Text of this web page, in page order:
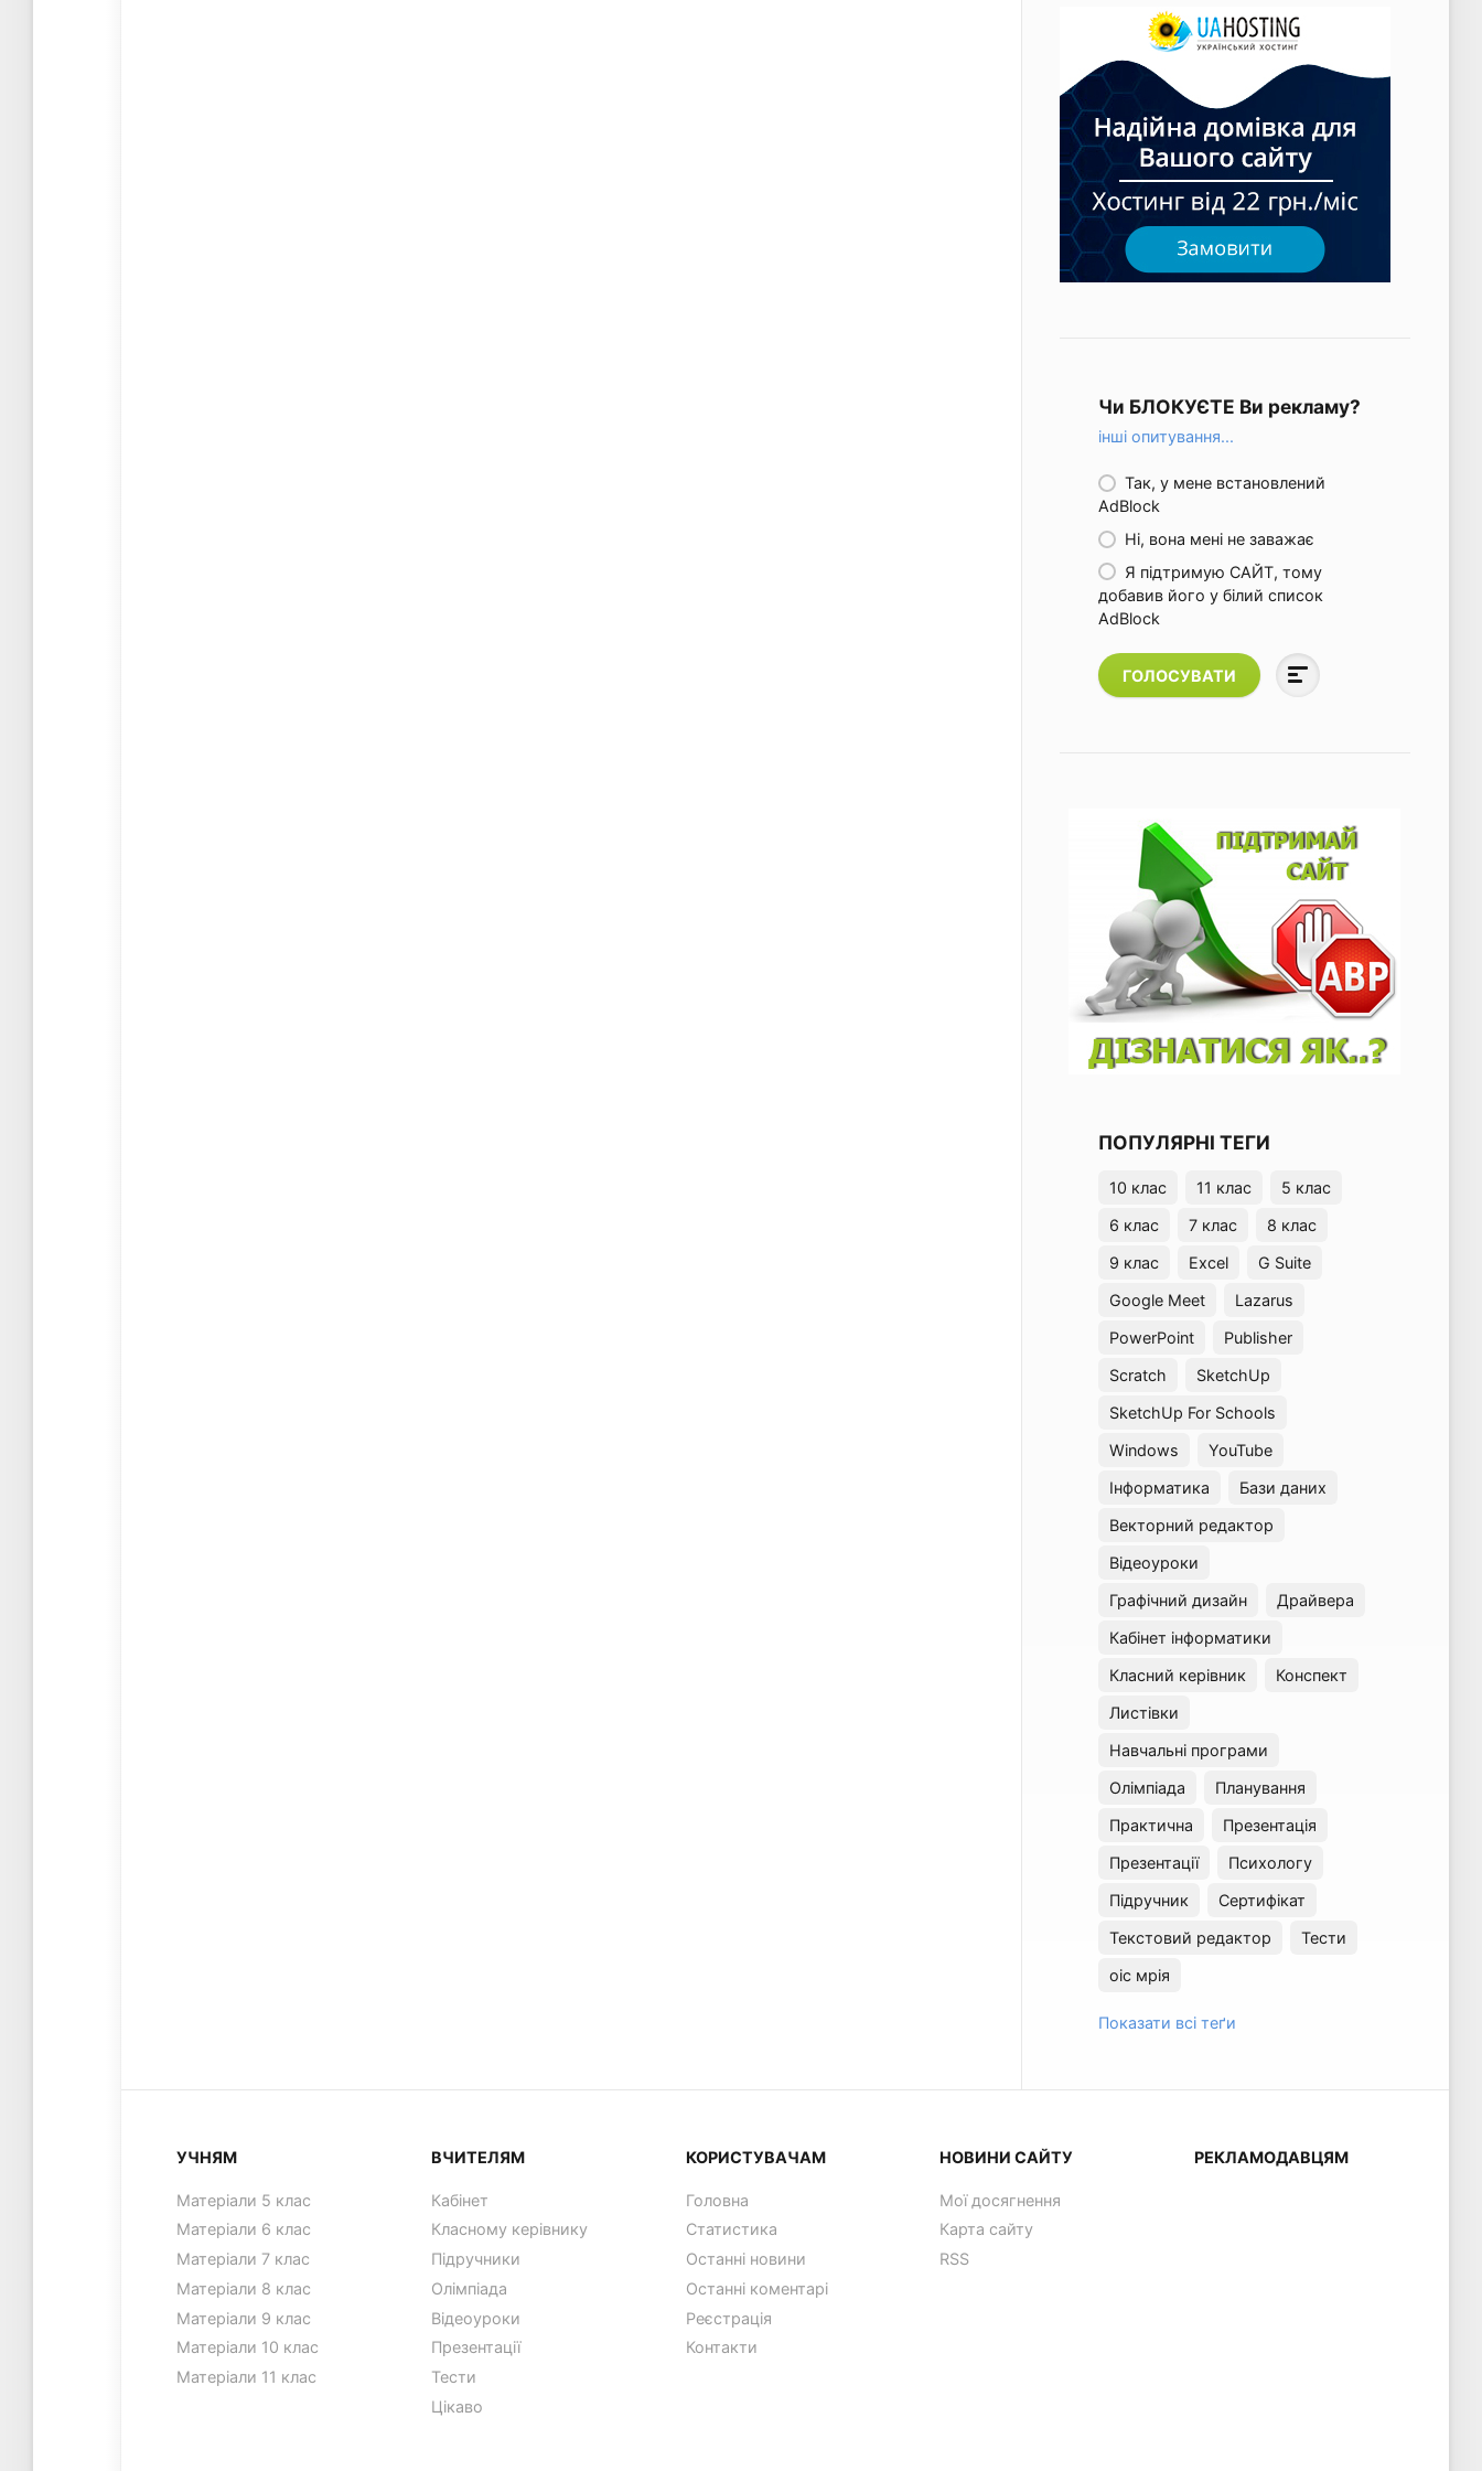
Чи БЛОКУЄТЕ Ви рекламу?
інші опитування...
Так, у мене встановлений
AdBlock
Ні, вона мені не заважає
Я підтримую САЙТ, тому
добавив його у білий список
AdBlock
ГОЛОСУВАТИ
ПОПУЛЯРНІ ТЕГИ
10 клас 11 клас
5 клас
6 клас
7 клас
8 клас
9 клас
Excel
G Suite
Google Meet
Lazarus
PowerPoint
Publisher
Scratch
SketchUp
SketchUp For Schools
Windows
YouTube
Інформатика
Бази даних
Векторний редактор
Відеоуроки
Графічний дизайн
Драйвера
Кабінет інформатики
Класний керівник
Конспект
Листівки
Навчальні програми
Олімпіада
Планування
Практична
Презентація
Презентації
Психологу
Підручник
Сертифікат
Текстовий редактор
Тести
оіс мрія
Показати всі теґи
УЧНЯМ
Матеріали 5 клас
Матеріали 6 клас
Матеріали 7 клас
Матеріали 8 клас
Матеріали 9 клас
Матеріали 10 клас
Матеріали 11 клас
ВЧИТЕЛЯМ
Кабінет
Класному керівнику
Підручники
Олімпіада
Відеоуроки
Презентації
Тести
Цікаво
КОРИСТУВАЧАМ
Головна
Статистика
Останні новини
Останні коментарі
Реєстрація
Контакти
НОВИНИ САЙТУ
Мої досягнення
Карта сайту
RSS
РЕКЛАМОДАВЦЯМ